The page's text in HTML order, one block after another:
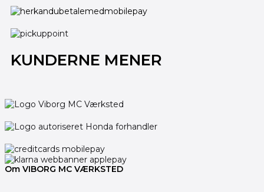
KUNDERNE MENER
Om VIBORG MC VÆRKSTED